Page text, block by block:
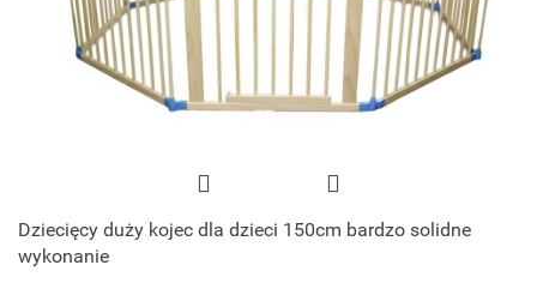
Dziecięcy duży kojec dla dzieci 150cm bardzo solidne
wykonanie